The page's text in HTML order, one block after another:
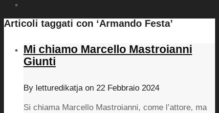
Articoli taggati con ‘Armando Festa’
Mi chiamo Marcello Mastroianni
Giunti
By letturedikatjaon 22 Febbraio 2024
Si chiama Marcello Mastroianni, come l’attore, ma